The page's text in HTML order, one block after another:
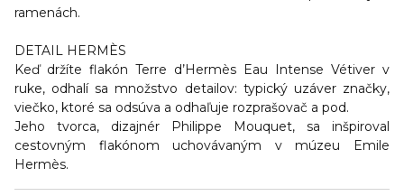
ramenách.
DETAIL HERMÈS
Keď držíte flakón Terre d’Hermès Eau Intense Vétiver v
ruke, odhalí sa množstvo detailov: typický uzáver značky,
viečko, ktoré sa odsúva a odhaľuje rozprašovač a pod.
Jeho tvorca, dizajnér Philippe Mouquet, sa inšpiroval
cestovným flakónom uchovávaným v múzeu Emile
Hermès.